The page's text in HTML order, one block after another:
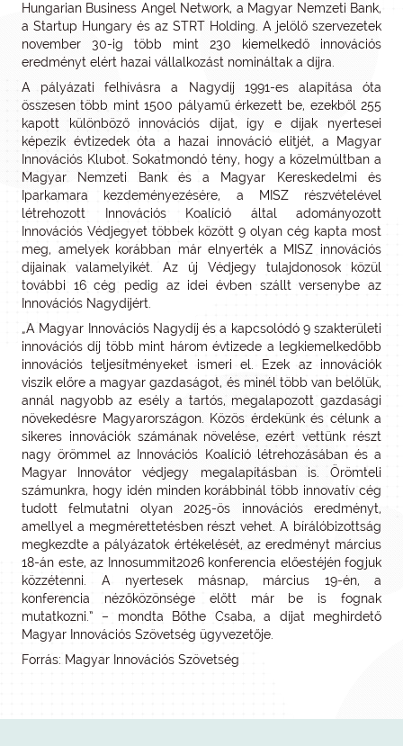
Hungarian Business Angel Network, a Magyar Nemzeti Bank,
a Startup Hungary és az STRT Holding. A jelölő szervezetek
november 30-ig több mint 230 kiemelkedő innovációs
eredményt elért hazai vállalkozást nomináltak a díjra.
A pályázati felhívásra a Nagydíj 1991-es alapítása óta
összesen több mint 1500 pályamű érkezett be, ezekből 255
kapott különböző innovációs díjat, így e díjak nyertesei
képezik évtizedek óta a hazai innováció elitjét, a Magyar
Innovációs Klubot. Sokatmondó tény, hogy a közelmúltban a
Magyar Nemzeti Bank és a Magyar Kereskedelmi és
Iparkamara kezdeményezésére, a MISZ részvételével
létrehozott Innovációs Koalíció által adományozott
Innovációs Védjegyet többek között 9 olyan cég kapta most
meg, amelyek korábban már elnyerték a MISZ innovációs
díjainak valamelyikét. Az új Védjegy tulajdonosok közül
további 16 cég pedig az idei évben szállt versenybe az
Innovációs Nagydíjért.
„A Magyar Innovációs Nagydíj és a kapcsolódó 9 szakterületi
innovációs díj több mint három évtizede a legkiemelkedőbb
innovációs teljesítményeket ismeri el. Ezek az innovációk
viszik előre a magyar gazdaságot, és minél több van belőlük,
annál nagyobb az esély a tartós, megalapozott gazdasági
növekedésre Magyarországon. Közös érdekünk és célunk a
sikeres innovációk számának növelése, ezért vettünk részt
nagy örömmel az Innovációs Koalíció létrehozásában és a
Magyar Innovátor védjegy megalapításban is. Örömteli
számunkra, hogy idén minden korábbinál több innovatív cég
tudott felmutatni olyan 2025-ös innovációs eredményt,
amellyel a megmérettetésben részt vehet. A bírálóbizottság
megkezdte a pályázatok értékelését, az eredményt március
18-án este, az Innosummit2026 konferencia előestéjén fogjuk
közzétenni. A nyertesek másnap, március 19-én, a
konferencia nézőközönsége előtt már be is fognak
mutatkozni.” – mondta Bőthe Csaba, a díjat meghirdető
Magyar Innovációs Szövetség ügyvezetője.
Forrás: Magyar Innovációs Szövetség